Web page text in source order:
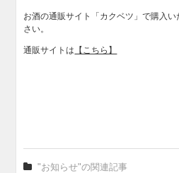
お酒の通販サイト「カクベツ」で購入
さい。
通販サイトは 【こちら】
"お知らせ"の関連記事